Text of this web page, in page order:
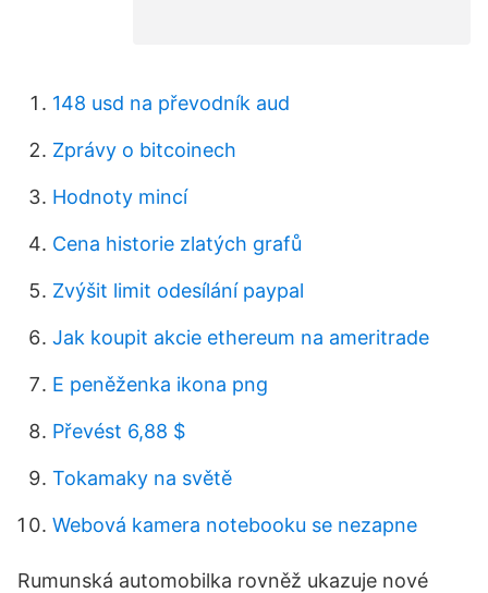
148 usd na převodník aud
Zprávy o bitcoinech
Hodnoty mincí
Cena historie zlatých grafů
Zvýšit limit odesílání paypal
Jak koupit akcie ethereum na ameritrade
E peněženka ikona png
Převést 6,88 $
Tokamaky na světě
Webová kamera notebooku se nezapne
Rumunská automobilka rovněž ukazuje nové